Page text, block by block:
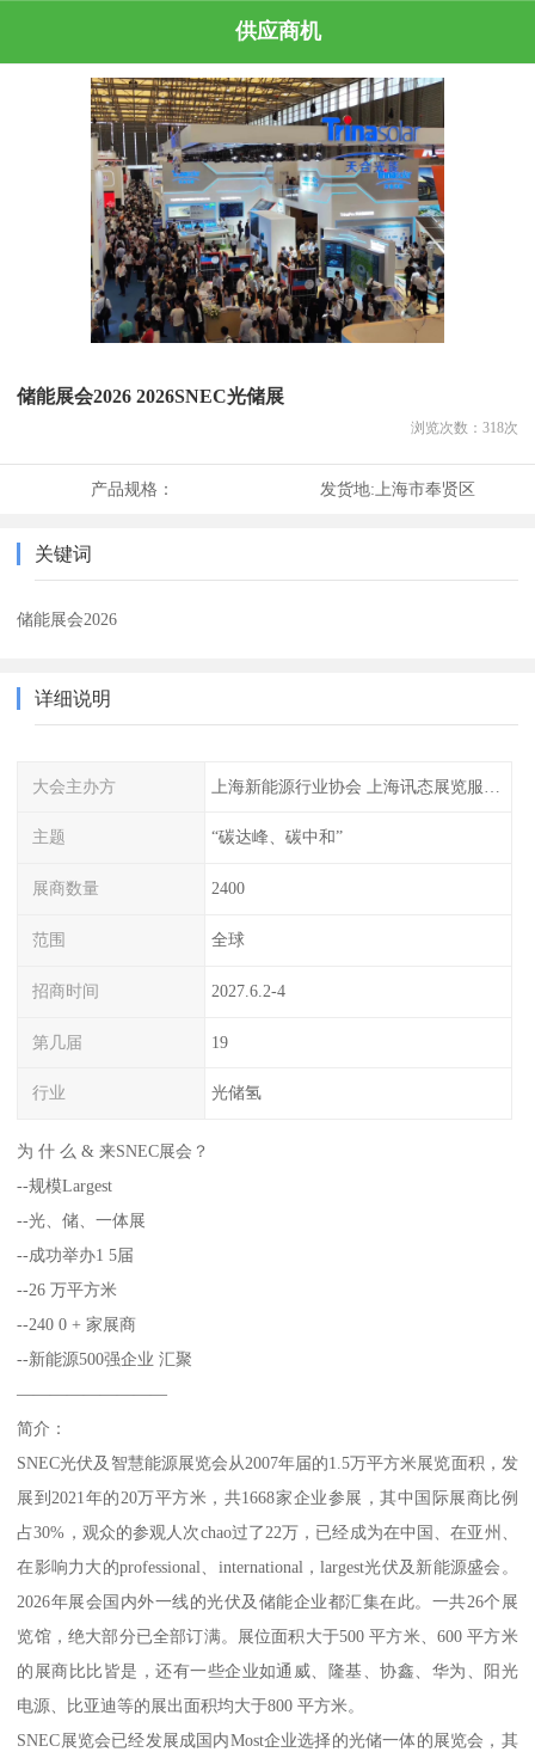
供应商机
储能展会2026 2026SNEC光储展
浏览次数： 318次
产品规格： 发货地:上海市奉贤区
关键词
储能展会2026
详细说明
大会主办方
主题 “碳达峰、碳中和”
展商数量 2400
范围 全球
招商时间 2027.6.2-4
第几届 19
行业 光储氢
为 什 么 & 来SNEC展会？
--规模Largest
--光、储、一体展
--成功举办1 5届
--26 万平方米
--240 0 + 家展商
--新能源500强企业 汇聚
—————————
简介：
SNEC光伏及智慧能源展览会从2007年届的1.5万平方米展览面积，发
展到2021年的20万平方米，共1668家企业参展，其中国际展商比例
占30%，观众的参观人次chao过了22万，已经成为在中国、在亚州、
在影响力大的professional、international，largest光伏及新能源盛会。
2026年展会国内外一线的光伏及储能企业都汇集在此。一共26个展
览馆，绝大部分已全部订满。展位面积大于500 平方米、600 平方米
的展商比比皆是，还有一些企业如通威、隆基、协鑫、华为、阳光
电源、比亚迪等的展出面积均大于800 平方米。
SNEC展览会已经发展成国内Most企业选择的光储一体的展览会，其